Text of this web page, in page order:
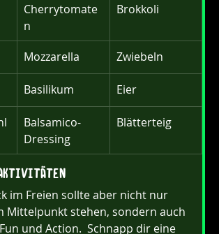
Cherrytomate
n
Brokkoli
Mozzarella Zwiebeln
Basilikum Eier
Balsamico-
Dressing
Blätterteig
im Freien sollte aber nicht nur
Mittelpunkt stehen, sondern auch
und Action.  Schnapp dir eine